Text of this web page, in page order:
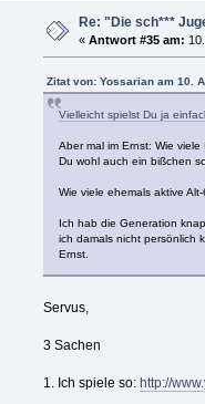
Re: "Die sch***
«Antwort #35 am:
Zitat von: Yossarian am 10.
Vielleicht spielst Du ja
Aber mal im Ernst: Wie
Du wohl auch ein bißchen
Wie viele ehemals aktive
Ich hab die Generation
ich damals nicht persönlich
Ernst.
Servus,
3 Sachen
1. Ich spiele so: http://